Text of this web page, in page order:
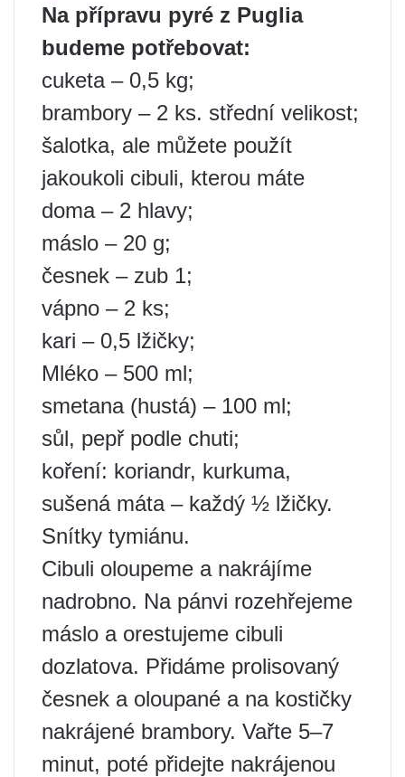
Na přípravu pyré z Puglia
budeme potřebovat:
cuketa – 0,5 kg;
brambory – 2 ks. střední velikost;
šalotka, ale můžete použít
jakoukoli cibuli, kterou máte
doma – 2 hlavy;
máslo – 20 g;
česnek – zub 1;
vápno – 2 ks;
kari – 0,5 lžičky;
Mléko – 500 ml;
smetana (hustá) – 100 ml;
sůl, pepř podle chuti;
koření: koriandr, kurkuma,
sušená máta – každý ½ lžičky.
Snítky tymiánu.
Cibuli oloupeme a nakrájíme
nadrobno. Na pánvi rozehřejeme
máslo a orestujeme cibuli
dozlatova. Přidáme prolisovaný
česnek a oloupané a na kostičky
nakrájené brambory. Vařte 5–7
minut, poté přidejte nakrájenou